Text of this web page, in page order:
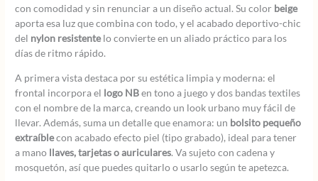
con comodidad y sin renunciar a un diseño actual. Su color beige
aporta esa luz que combina con todo, y el acabado deportivo-chic
del nylon resistentelo convierte en un aliado práctico para los
días de ritmo rápido.
A primera vista destaca por su estética limpia y moderna: el
frontal incorpora el logo NBen tono a juego y dos bandas textiles
con el nombre de la marca, creando un look urbano muy fácil de
llevar. Además, suma un detalle que enamora: un bolsito pequeño
extraíblecon acabado efecto piel (tipo grabado), ideal para tener
a mano llaves, tarjetas o auriculares. Va sujeto con cadena y
mosquetón, así que puedes quitarlo o usarlo según te apetezca.